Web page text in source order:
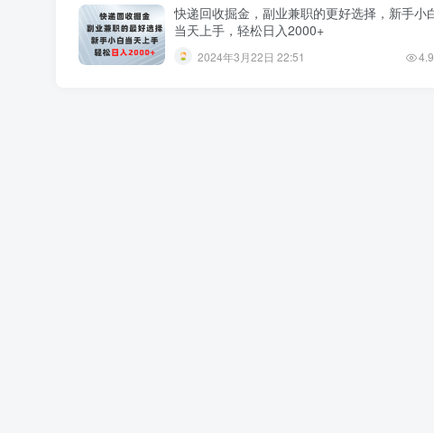
快递回收掘金，副业兼职的更好选择，新手小
当天上手，轻松日入2000+
2024年3月22日 22:51